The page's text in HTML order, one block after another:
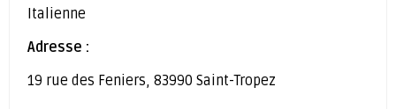
Italienne
Adresse :
19 rue des Feniers, 83990 Saint-Tropez